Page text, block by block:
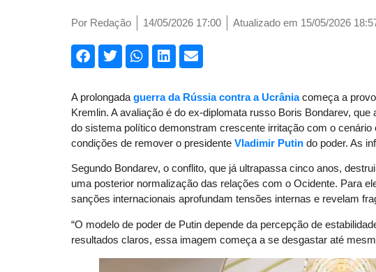
Por Redação 14/05/2026 17:00 Atualizado em 15/05/2026
A prolongada guerra da Rússia contra a Ucrâniacomeça a
Kremlin. A avaliação é do ex-diplomata russo Boris Bondarev,
do sistema político demonstram crescente irritação com o
condições de remover o presidente Vladimir Putin do poder. As
Segundo Bondarev, o conflito, que já ultrapassa cinco anos,
uma posterior normalização das relações com o Ocidente. Para
sanções internacionais aprofundam tensões internas e revelam
“O modelo de poder de Putin depende da percepção de
resultados claros, essa imagem começa a se desgastar até